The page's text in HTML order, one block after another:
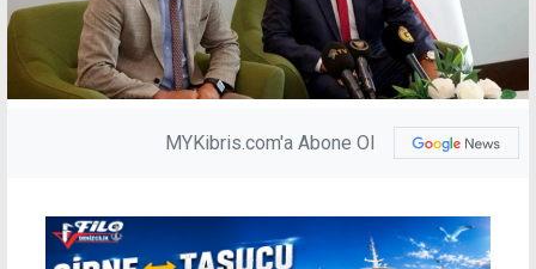
MYKibris.com'a Abone Ol